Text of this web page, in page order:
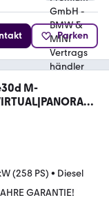
Parken
M-
(258 PS) • Diesel
GARANTIE!